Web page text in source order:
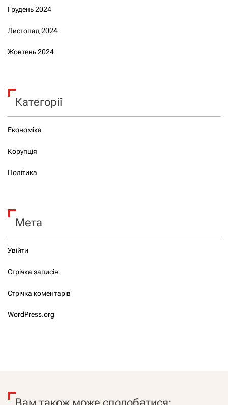
Грудень 2024
Листопад 2024
Жовтень 2024
Категорії
Економіка
Корупція
Політика
Мета
Увійти
Стрічка записів
Стрічка коментарів
WordPress.org